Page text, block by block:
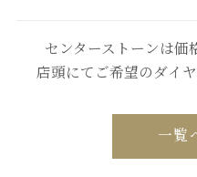
センターストーンは価
店頭にてご希望のダイ
一覧